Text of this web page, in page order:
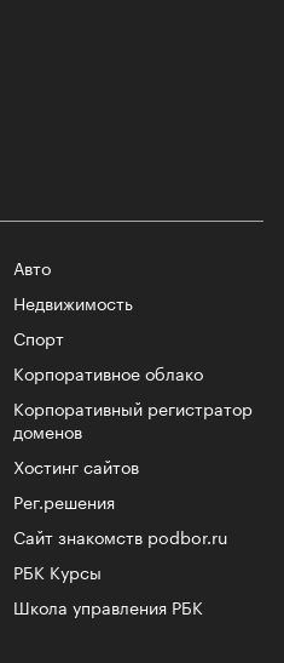
Авто
Недвижимость
Спорт
Корпоративное облако
Корпоративный регистратор
доменов
Хостинг сайтов
Рег.решения
Сайт знакомств podbor.ru
РБК Курсы
Школа управления РБК